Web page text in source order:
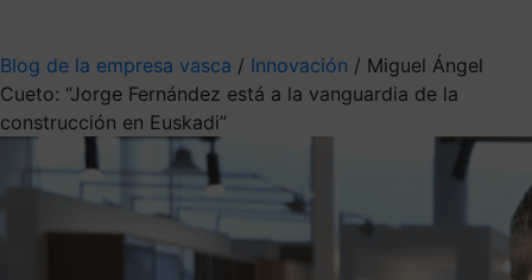
Blog de la empresa vasca / Innovación / Miguel Ángel
Cueto: “Jorge Fernández está a la vanguardia de la
construcción en Euskadi”